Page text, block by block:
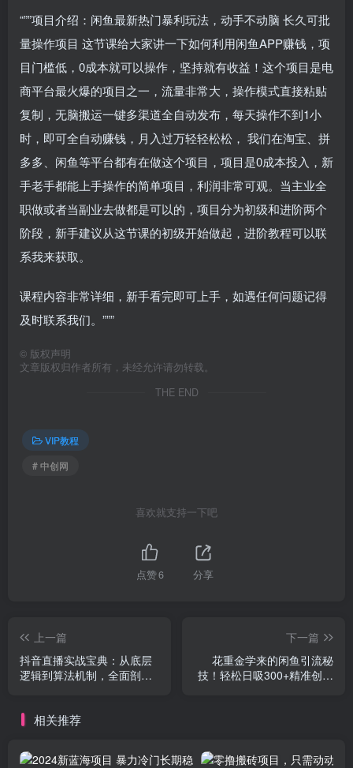
“””项目介绍：闲鱼最新热门暴利玩法，动手不动脑 长久可批
量操作项目 这节课给大家讲一下如何利用闲鱼APP赚钱，项
目门槛低，0成本就可以操作，坚持就有收益！这个项目是电
商平台最火爆的项目之一，流量非常大，操作模式直接粘贴
复制，无脑搬运一键多渠道全自动发布，每天操作不到1小
时，即可全自动赚钱，月入过万轻轻松松， 我们在淘宝、拼
多多、闲鱼等平台都有在做这个项目，项目是0成本投入，新
手老手都能上手操作的简单项目，利润非常可观。当主业全
职做或者当副业去做都是可以的，项目分为初级和进阶两个
阶段，新手建议从这节课的初级开始做起，进阶教程可以联
系我来获取。
课程内容非常详细，新手看完即可上手，如遇任何问题记得
及时联系我们。”””
© 版权声明
文章版权归作者所有，未经允许请勿转载。
THE END
VIP教程
# 中创网
喜欢就支持一下吧
点赞6 分享
上一篇
抖音直播实战宝典：从底层
逻辑到算法机制，全面剖析
下一篇
花重金学来的闲鱼引流秘
技！轻松日吸300+精准创业
相关推荐